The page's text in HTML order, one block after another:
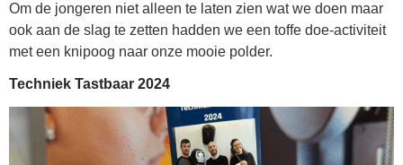
Om de jongeren niet alleen te laten zien wat we doen maar
ook aan de slag te zetten hadden we een toffe doe-activiteit
met een knipoog naar onze mooie polder.
Techniek Tastbaar 2024